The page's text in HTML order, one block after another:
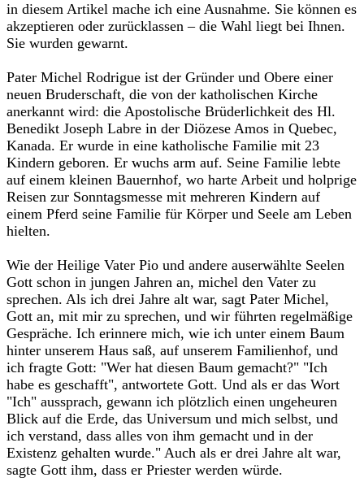
in diesem Artikel mache ich eine Ausnahme. Sie können es
akzeptieren oder zurücklassen – die Wahl liegt bei Ihnen.
Sie wurden gewarnt. ‎
‎Pater Michel Rodrigue ist der Gründer und Obere einer
neuen Bruderschaft, die von der katholischen Kirche
anerkannt wird: die Apostolische Brüderlichkeit des Hl.
Benedikt Joseph Labre in der Diözese Amos in Quebec,
Kanada. Er wurde in eine katholische Familie mit 23
Kindern geboren. Er wuchs arm auf. Seine Familie lebte
auf einem kleinen Bauernhof, wo harte Arbeit und holprige
Reisen zur Sonntagsmesse mit mehreren Kindern auf
einem Pferd seine Familie für Körper und Seele am Leben
hielten.‎
‎Wie der Heilige Vater Pio und andere auserwählte Seelen
Gott schon in jungen Jahren an, michel den Vater zu
sprechen. Als ich drei Jahre alt war, sagt Pater Michel,
Gott an, mit mir zu sprechen, und wir führten regelmäßige
Gespräche. Ich erinnere mich, wie ich unter einem Baum
hinter unserem Haus saß, auf unserem Familienhof, und
ich fragte Gott: "Wer hat diesen Baum gemacht?" "Ich
habe es geschafft", antwortete Gott. Und als er das Wort
"Ich" aussprach, gewann ich plötzlich einen ungeheuren
Blick auf die Erde, das Universum und mich selbst, und
ich verstand, dass alles von ihm gemacht und in der
Existenz gehalten wurde." Auch als er drei Jahre alt war,
sagte Gott ihm, dass er Priester werden würde.‎